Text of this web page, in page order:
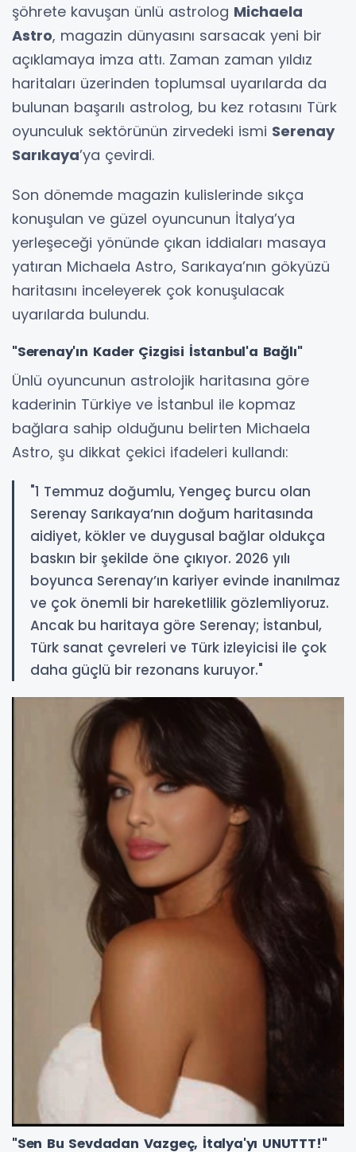
şöhrete kavuşan ünlü astrolog Michaela
Astro, magazin dünyasını sarsacak yeni bir
açıklamaya imza attı. Zaman zaman yıldız
haritaları üzerinden toplumsal uyarılarda da
bulunan başarılı astrolog, bu kez rotasını Türk
oyunculuk sektörünün zirvedeki ismi Serenay
Sarıkaya’ya çevirdi.
Son dönemde magazin kulislerinde sıkça
konuşulan ve güzel oyuncunun İtalya’ya
yerleşeceği yönünde çıkan iddiaları masaya
yatıran Michaela Astro, Sarıkaya’nın gökyüzü
haritasını inceleyerek çok konuşulacak
uyarılarda bulundu.
"Serenay'ın Kader Çizgisi İstanbul'a Bağlı"
Ünlü oyuncunun astrolojik haritasına göre
kaderinin Türkiye ve İstanbul ile kopmaz
bağlara sahip olduğunu belirten Michaela
Astro, şu dikkat çekici ifadeleri kullandı:
"1 Temmuz doğumlu, Yengeç burcu olan
Serenay Sarıkaya’nın doğum haritasında
aidiyet, kökler ve duygusal bağlar oldukça
baskın bir şekilde öne çıkıyor. 2026 yılı
boyunca Serenay’ın kariyer evinde inanılmaz
ve çok önemli bir hareketlilik gözlemliyoruz.
Ancak bu haritaya göre Serenay; İstanbul,
Türk sanat çevreleri ve Türk izleyicisi ile çok
daha güçlü bir rezonans kuruyor."
"Sen Bu Sevdadan Vazgeç, İtalya'yı UNUTTT!"